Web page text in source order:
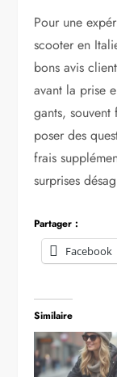
Pour une
scooter en
bons avis
avant la prise
gants, souvent
poser des
frais
surprises
Partager :
Facebook
Similaire